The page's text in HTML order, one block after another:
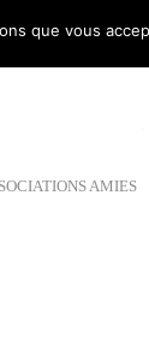
AMIES
que vous